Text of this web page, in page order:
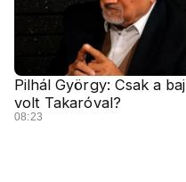
Pilhál György: Csak a baj
volt Takaróval?
08:23